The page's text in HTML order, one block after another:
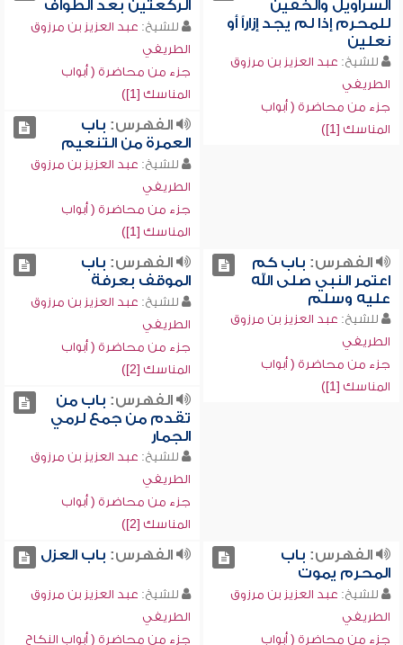
السراويل والخفين
للمحرم إذا لم يجد إزاراً أو
نعلين
للشيخ: عبد العزيز بن مرزوق
الطريفي
جزء من محاضرة ( أبواب
المناسك [1])
الركعتين بعد الطواف
للشيخ: عبد العزيز بن مرزوق
الطريفي
جزء من محاضرة ( أبواب
المناسك [1])
الفهرس: باب
العمرة من التنعيم
للشيخ: عبد العزيز بن مرزوق
الطريفي
جزء من محاضرة ( أبواب
المناسك [1])
الفهرس: باب كم
اعتمر النبي صلى الله
عليه وسلم
للشيخ: عبد العزيز بن مرزوق
الطريفي
جزء من محاضرة ( أبواب
المناسك [1])
الفهرس: باب
الموقف بعرفة
للشيخ: عبد العزيز بن مرزوق
الطريفي
جزء من محاضرة ( أبواب
المناسك [2])
الفهرس: باب من
تقدم من جمع لرمي
الجمار
للشيخ: عبد العزيز بن مرزوق
الطريفي
جزء من محاضرة ( أبواب
المناسك [2])
الفهرس: باب
المحرم يموت
للشيخ: عبد العزيز بن مرزوق
الطريفي
جزء من محاضرة ( أبواب
الفهرس: باب العزل
للشيخ: عبد العزيز بن مرزوق
الطريفي
جزء من محاضرة ( أبواب النكاح